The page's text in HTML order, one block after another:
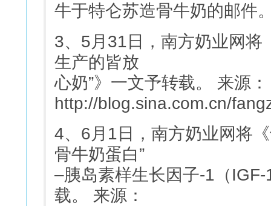
牛于特仑苏造骨牛奶的邮件
3、5月31日，南方奶业网将
生产的皆放
心奶”》一文予转载。 来源：
http://blog.sina.com.cn/
4、6月1日，南方奶业网将
骨牛奶蛋白”
–胰岛素样生长因子-1（
载。 来源：